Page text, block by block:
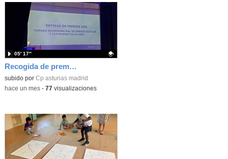
Recogida de premios Bella y Bestia 26
Contenido educativo.
subido por Cp asturias madrid
05′ 17″
-hace un mes- 77 visualizaciones